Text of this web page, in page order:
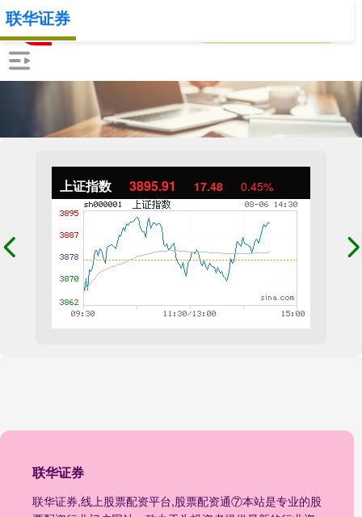
上证指数 3895.91 17.48 0.45%
联华证券
联华证券,线上股票配资平台,股票配资通⑦本站是专业的股
联华证券